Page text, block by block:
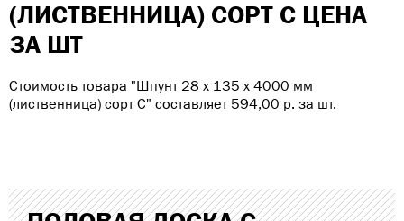
(ЛИСТВЕННИЦА) СОРТ С ЦЕНА
ЗА ШТ
Стоимость товара "Шпунт 28 х 135 х 4000 мм
(лиственница) сорт С" составляет 594,00 р. за шт.